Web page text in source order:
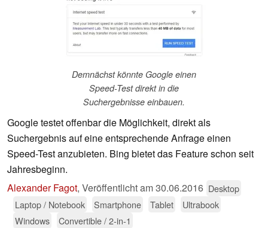
Demnächst könnte Google einen
Speed-Test direkt in die
Suchergebnisse einbauen.
Google testet offenbar die Möglichkeit, direkt als
Suchergebnis auf eine entsprechende Anfrage einen
Speed-Test anzubieten. Bing bietet das Feature schon seit
Jahresbeginn.
Alexander Fagot, Veröffentlicht am30.06.2016 Desktop
Laptop / Notebook
Smartphone Tablet
Ultrabook
Windows
Convertible / 2-in-1